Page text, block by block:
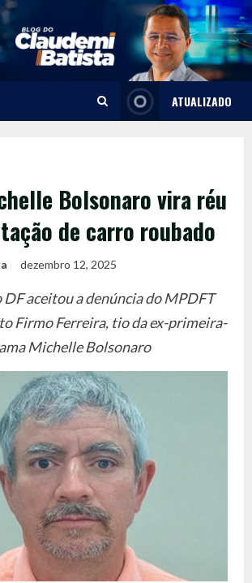
ATUALIZADO
Bolsonaro vira réu
de carro roubado
dezembro 12, 2025
DF aceitou a denúncia do MPDFT
Firmo Ferreira, tio da ex-primeira-
Michelle Bolsonaro